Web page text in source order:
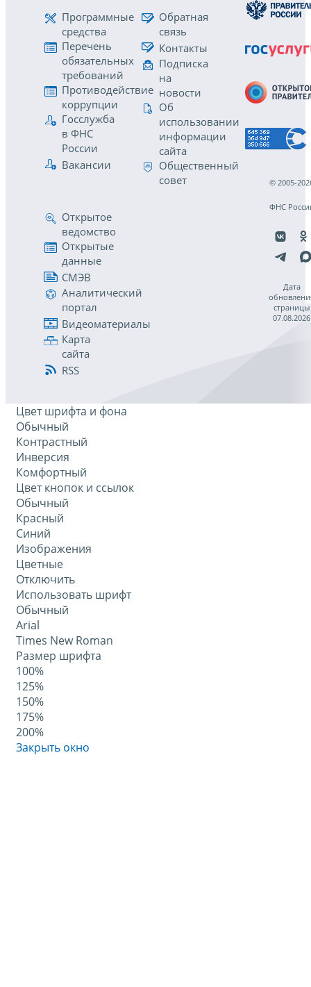
Программные
средства
Перечень
обязательных
требований
Противодействие
коррупции
Госслужба
в ФНС
России
Вакансии
Обратная
связь
Контакты
Подписка
на
новости
Об
использовании
информации
сайта
Общественный
совет
Открытое
ведомство
Открытые
данные
СМЭВ
Аналитический
портал
Видеоматериалы
Карта
сайта
RSS
© 2005-
ФНС
Дата
страницы
07.08.2026
Цвет шрифта и фона
Обычный
Контрастный
Инверсия
Комфортный
Цвет кнопок и ссылок
Обычный
Красный
Синий
Изображения
Цветные
Отключить
Использовать шрифт
Обычный
Arial
Times New Roman
Размер шрифта
100%
125%
150%
175%
200%
Закрыть окно